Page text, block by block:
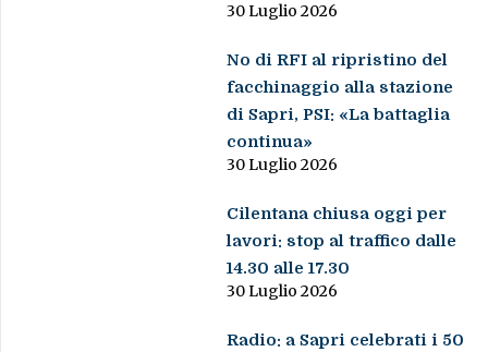
30 Luglio 2026
No di RFI al ripristino del
facchinaggio alla stazione
di Sapri, PSI: «La battaglia
continua»
30 Luglio 2026
Cilentana chiusa oggi per
lavori: stop al traffico dalle
14.30 alle 17.30
30 Luglio 2026
Radio: a Sapri celebrati i 50